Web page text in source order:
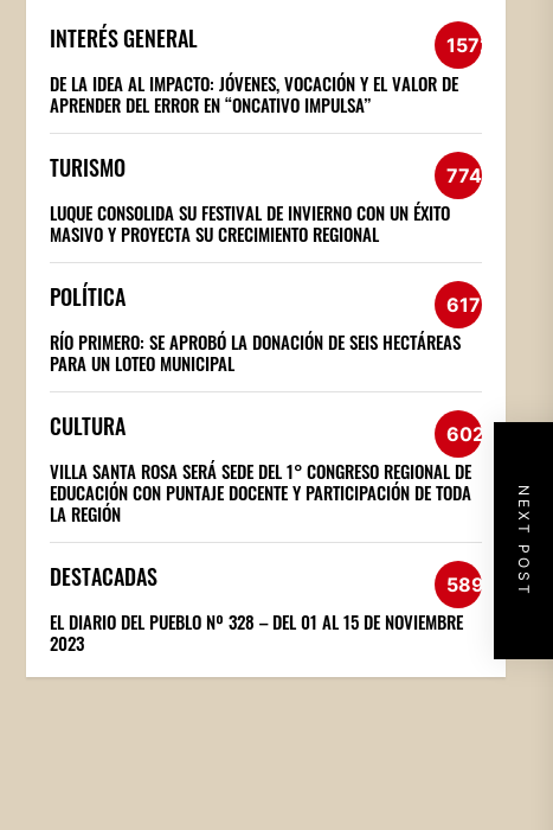
NEXT POST
INTERÉS GENERAL 1572
DE LA IDEA AL IMPACTO: JÓVENES, VOCACIÓN Y EL VALOR DE
APRENDER DEL ERROR EN “ONCATIVO IMPULSA”
TURISMO 774
LUQUE CONSOLIDA SU FESTIVAL DE INVIERNO CON UN ÉXITO
MASIVO Y PROYECTA SU CRECIMIENTO REGIONAL
POLÍTICA 617
RÍO PRIMERO: SE APROBÓ LA DONACIÓN DE SEIS HECTÁREAS
PARA UN LOTEO MUNICIPAL
CULTURA 602
VILLA SANTA ROSA SERÁ SEDE DEL 1° CONGRESO REGIONAL DE
EDUCACIÓN CON PUNTAJE DOCENTE Y PARTICIPACIÓN DE TODA
LA REGIÓN
DESTACADAS 589
EL DIARIO DEL PUEBLO Nº 328 – DEL 01 AL 15 DE NOVIEMBRE
2023